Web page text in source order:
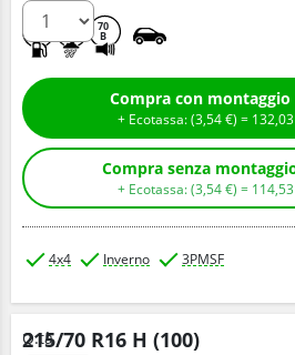
70
B
+ Ecotassa: (3,54€ ) = 132,03
+ Ecotassa: (3,54€ ) = 114,53
4x4 Inverno 3PMSF
215/70 R16 H (100)
Q.tà